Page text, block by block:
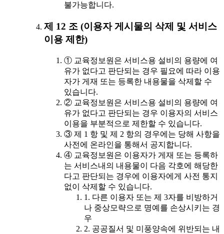
불가능합니다.
제 12 조 (이용자 게시물의 삭제 및 서비스
이용 제한)
① 교육정보원은 서비스용 설비의 용량에 여
유가 없다고 판단되는 경우 필요에 따라 이용
자가 게재 또는 등록한 내용물을 삭제할 수
있습니다.
② 교육정보원은 서비스용 설비의 용량에 여
유가 없다고 판단되는 경우 이용자의 서비스
이용을 부분적으로 제한할 수 있습니다.
③ 제 1 항 및 제 2 항의 경우에는 당해 사항을
사전에 온라인을 통해서 공지합니다.
④ 교육정보원은 이용자가 게재 또는 등록하
는 서비스내의 내용물이 다음 각호에 해당한
다고 판단되는 경우에 이용자에게 사전 통지
없이 삭제할 수 있습니다.
1. 다른 이용자 또는 제 3자를 비방하거
나 중상모략으로 명예를 손상시키는 경
우
2. 공공질서 및 미풍양속에 위반되는 내